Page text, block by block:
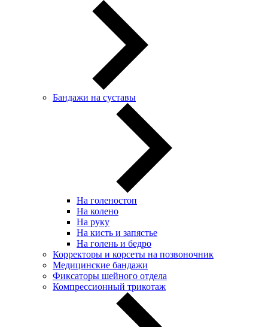
Бандажи на суставы
На голеностоп
На колено
На руку
На кисть и запястье
На голень и бедро
Корректоры и корсеты на позвоночник
Медицинские бандажи
Фиксаторы шейного отдела
Компрессионный трикотаж